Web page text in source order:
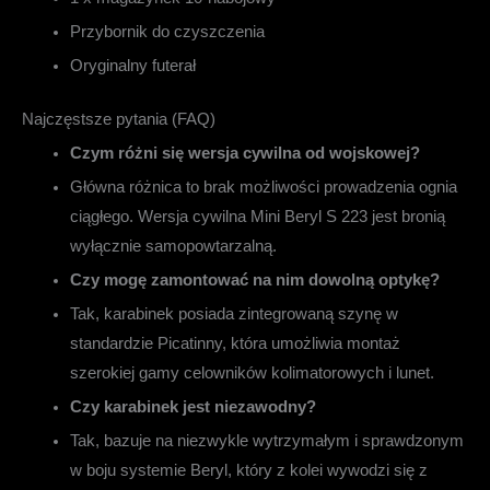
Przybornik do czyszczenia
Oryginalny futerał
Najczęstsze pytania (FAQ)
Czym różni się wersja cywilna od wojskowej?
Główna różnica to brak możliwości prowadzenia ognia
ciągłego. Wersja cywilna Mini Beryl S 223 jest bronią
wyłącznie samopowtarzalną.
Czy mogę zamontować na nim dowolną optykę?
Tak, karabinek posiada zintegrowaną szynę w
standardzie Picatinny, która umożliwia montaż
szerokiej gamy celowników kolimatorowych i lunet.
Czy karabinek jest niezawodny?
Tak, bazuje na niezwykle wytrzymałym i sprawdzonym
w boju systemie Beryl, który z kolei wywodzi się z